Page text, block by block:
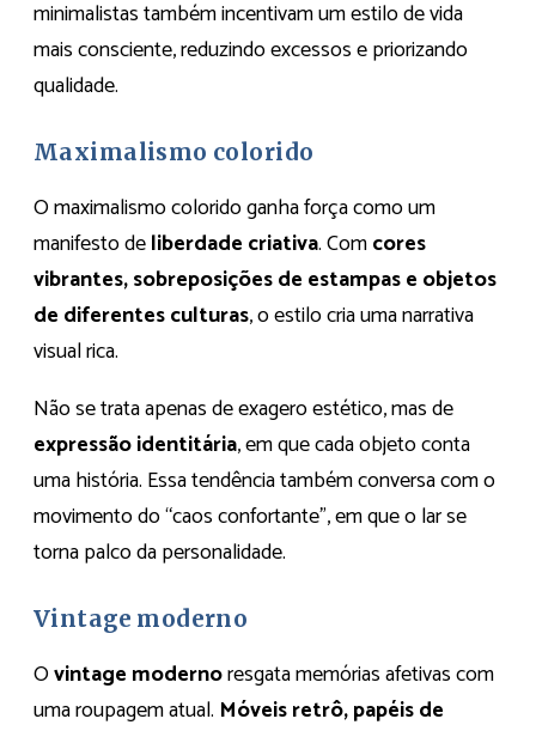
minimalistas também incentivam um estilo de vida
mais consciente, reduzindo excessos e priorizando
qualidade.
Maximalismo colorido
O maximalismo colorido ganha força como um
manifesto deliberdade criativa. Comcores
vibrantes, sobreposições de estampas e objetos
de diferentes culturas, o estilo cria uma narrativa
visual rica.
Não se trata apenas de exagero estético, mas de
expressão identitária, em que cada objeto conta
uma história. Essa tendência também conversa com o
movimento do “caos confortante”, em que o lar se
torna palco da personalidade.
Vintage moderno
Ovintage modernoresgata memórias afetivas com
uma roupagem atual. Móveis retrô, papéis de